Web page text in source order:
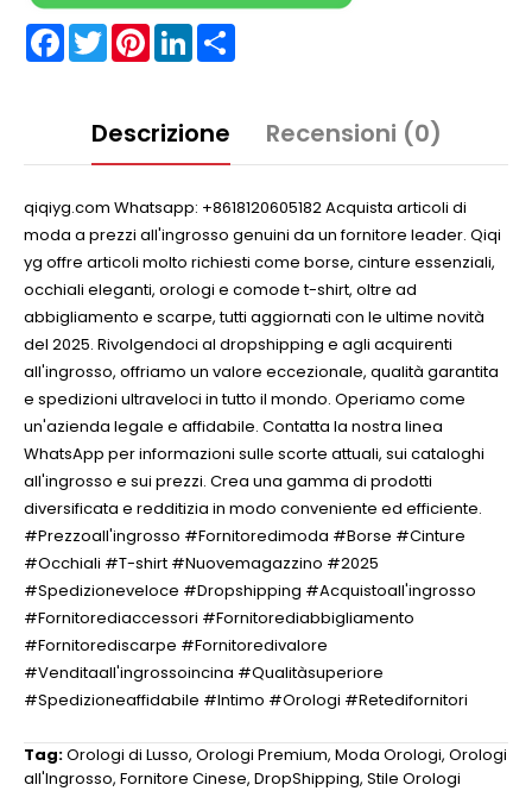
Facebook
TwitterPinterestLinkedIn
Descrizione Recensioni (0)
qiqiyg.com Whatsapp: +8618120605182 Acquista articoli di
moda a prezzi all'ingrosso genuini da un fornitore leader. Qiqi
yg offre articoli molto richiesti come borse, cinture essenziali,
occhiali eleganti, orologi e comode t-shirt, oltre ad
abbigliamento e scarpe, tutti aggiornati con le ultime novità
del 2025. Rivolgendoci al dropshipping e agli acquirenti
all'ingrosso, offriamo un valore eccezionale, qualità garantita
e spedizioni ultraveloci in tutto il mondo. Operiamo come
un'azienda legale e affidabile. Contatta la nostra linea
WhatsApp per informazioni sulle scorte attuali, sui cataloghi
all'ingrosso e sui prezzi. Crea una gamma di prodotti
diversificata e redditizia in modo conveniente ed efficiente.
#Prezzoall'ingrosso #Fornitoredimoda #Borse #Cinture
#Occhiali #T-shirt #Nuovemagazzino #2025
#Spedizioneveloce #Dropshipping #Acquistoall'ingrosso
#Fornitorediaccessori #Fornitorediabbigliamento
#Fornitorediscarpe #Fornitoredivalore
#Venditaall'ingrossoincina #Qualitàsuperiore
#Spedizioneaffidabile #Intimo #Orologi #Retedifornitori
Tag:Orologi di Lusso, Orologi Premium, Moda Orologi, Orologi
all'Ingrosso, Fornitore Cinese, DropShipping, Stile Orologi